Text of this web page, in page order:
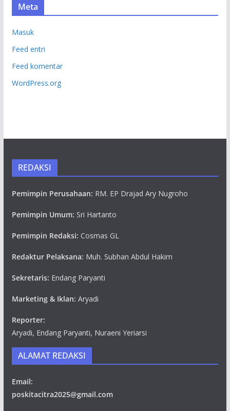
Meta
Masuk
Feed entri
Feed komentar
WordPress.org
REDAKSI
Pemimpin Perusahaan: RM. EP Drajad Ary Nugroho
Pemimpin Umum: Sri Hartanto
Pemimpin Redaksi: Cosmas GL
Redaktur Pelaksana: Muh. Subhan Abdul Hakim
Sekretaris: Endang Paryanti
Marketing & Iklan: Aryadi
Reporter:
Aryadi, Endang Paryanti, Nuraeni Yeriarsi
ALAMAT REDAKSI
Email:
poskitacitra2025@gmail.com